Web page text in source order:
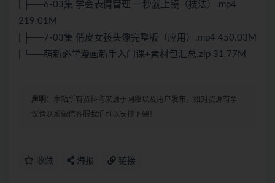
| ├──6-03集 学会表情管理 一秒就上镜（技法）.mp4
219.01M
| ├──7-03集 俏皮女孩头像完整版（应用）.mp4 450.03M
| └──萌新必学漫画新手入门课+素材包汇总.zip 31.77M
声明： 本站所有资料均来源于网络以及用户发布，如对资源有争
议请联系微信客服我们可以安排下架！
收藏 海报 链接